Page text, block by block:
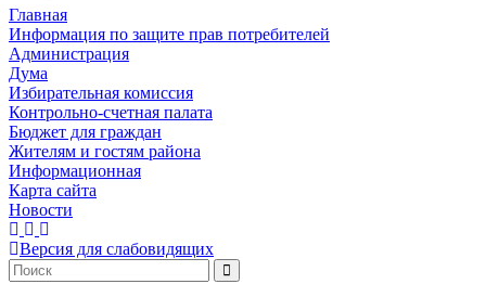
Главная
Информация по защите прав потребителей
Администрация
Дума
Избирательная комиссия
Контрольно-счетная палата
Бюджет для граждан
Жителям и гостям района
Информационная
Карта сайта
Новости
Версия для слабовидящих